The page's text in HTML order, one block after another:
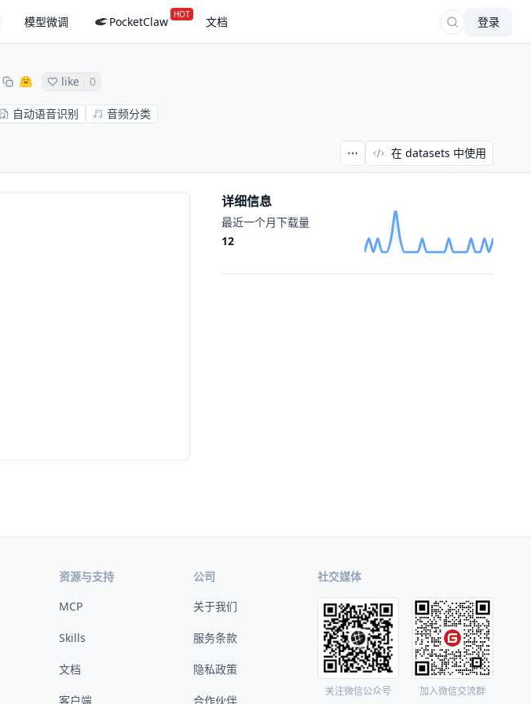
模型微调 PocketClaw HOT 文档 登录
like 0
自动语音识别 音频分类
在 datasets 中使用
详细信息
最近一个月下载量
12
资源与支持
MCP
Skills
文档
客户端
公司
关于我们
服务条款
隐私政策
合作伙伴
社交媒体
关注微信公众号 加入微信交流群